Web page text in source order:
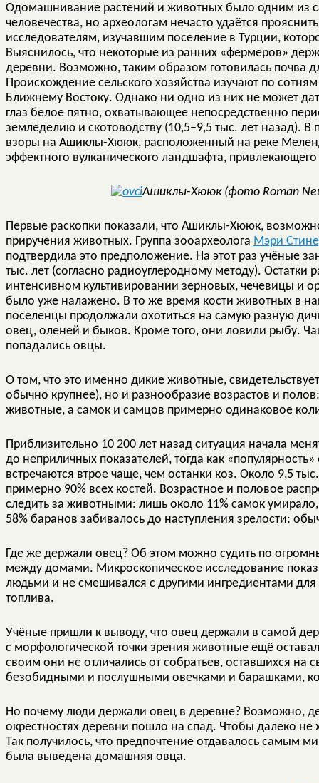
Одомашнивание растений и животных было одним из
человечества, но археологам нечасто удаётся
исследователям, изучавшим поселение в Турции,
Выяснилось, что некоторые из ранних «фермеров»
деревни. Возможно, таким образом готовилась почва
Происхождение сельского хозяйства изучают по
Ближнему Востоку. Однако ни одно из них не может
глаз белое пятно, охватывающее непосредственно
земледелию и скотоводству (10,5–9,5 тыс. лет назад). В
взоры на Ашиклы-Хююк, расположенный на реке
эффектного вулканического ландшафта, привлекающего
Ашиклы-Хююк (фото Roman
Первые раскопки показали, что Ашиклы-Хююк,
приручения животных. Группа зооархеолога Мэри
подтвердила это предположение. На этот раз учёные
тыс. лет (согласно радиоуглеродному методу). Остатки
интенсивном культивировании зерновых, чечевицы и
было уже налажено. В то же время кости животных в
поселенцы продолжали охотиться на самую разную
овец, оленей и быков. Кроме того, они ловили рыбу.
попадались овцы.
О том, что это именно дикие животные,
обычно крупнее), но и разнообразие возрастов и
животные, а самок и самцов примерно одинаковое
Приблизительно 10 200 лет назад ситуация начала
до неприличных показателей, тогда как
встречаются втрое чаще, чем останки коз. Около 9,5
примерно 90% всех костей. Возрастное и половое
следить за животными: лишь около 11% самок
58% баранов забивалось до наступления зрелости:
Где же держали овец? Об этом можно судить по
между домами. Микроскопическое исследование
людьми и не смешивался с другими ингредиентами
топлива.
Учёные пришли к выводу, что овец держали в самой
с морфологической точки зрения животные ещё
своим они не отличались от собратьев, оставшихся на
безобидными и послушными овечками и барашками,
Но почему люди держали овец в деревне? Возможно,
окрестностях деревни пошло на спад. Чтобы далеко
Так получилось, что предпочтение отдавалось самым
была выведена домашняя овца.